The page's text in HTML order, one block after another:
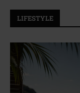
LIFESTYLE